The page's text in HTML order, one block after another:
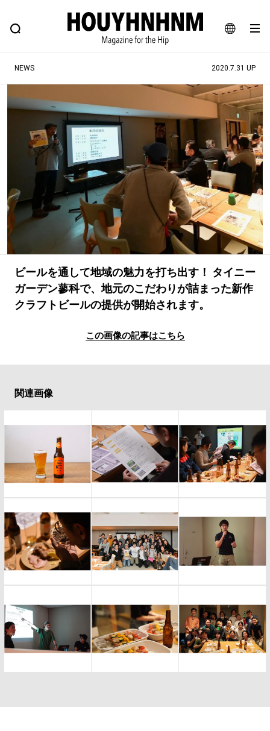
JA
EN
FEATURE BLOG SNAP
ヒップなファッション、カルチャー、ライフスタイルWEBマガジン
#注目のタグ
#SHOPPING ADDICT #憧れの逸品
#ESSENTIAL DESIGNS #古着サミット
#NEW VINTAGE #マイナーグッド図鑑
#路地裏てぃーん。 #MONTHLY JOURNAL
#GH 銘品の所以 #フイナムのYouTube
#Commune H #FOCUS IT #AH.H
#FASHION #MUSIC #MOVIE
#LIFESTYLE #SNEAKER #OUTDOOR
#SPORTS #HANDSOME HANDBOOK
NEWS 2020.7.31 UP
ビールを通して地域の魅力を打ち出す！ タイニー
ガーデン蓼科で、地元のこだわりが詰まった新作
クラフトビールの提供が開始されます。
この画像の記事はこちら
関連画像